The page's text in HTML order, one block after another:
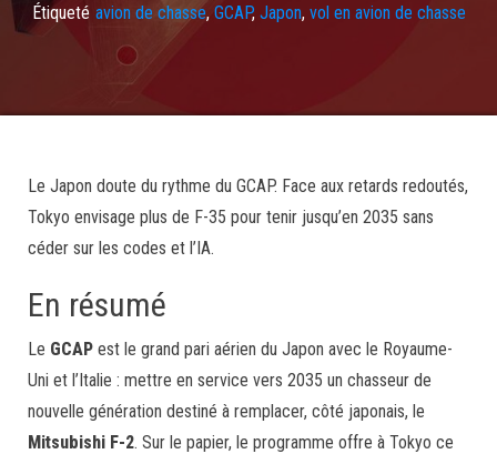
Étiqueté avion de chasse, GCAP, Japon, vol en avion de chasse
Le Japon doute du rythme du GCAP. Face aux retards redoutés,
Tokyo envisage plus de F-35 pour tenir jusqu’en 2035 sans
céder sur les codes et l’IA.
En résumé
Le GCAP est le grand pari aérien du Japon avec le Royaume-
Uni et l’Italie : mettre en service vers 2035 un chasseur de
nouvelle génération destiné à remplacer, côté japonais, le
Mitsubishi F-2. Sur le papier, le programme offre à Tokyo ce